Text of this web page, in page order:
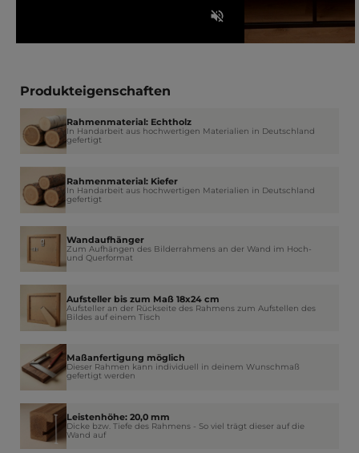
Produkteigenschaften
Rahmenmaterial: Echtholz
In Handarbeit aus hochwertigen Materialien in Deutschland
gefertigt
Rahmenmaterial: Kiefer
In Handarbeit aus hochwertigen Materialien in Deutschland
gefertigt
Wandaufhänger
Zum Aufhängen des Bilderrahmens an der Wand im Hoch-
und Querformat
Aufsteller bis zum Maß 18x24 cm
Aufsteller an der Rückseite des Rahmens zum Aufstellen des
Bildes auf einem Tisch
Maßanfertigung möglich
Dieser Rahmen kann individuell in deinem Wunschmaß
gefertigt werden
Leistenhöhe: 20,0 mm
Dicke bzw. Tiefe des Rahmens - So viel trägt dieser auf die
Wand auf